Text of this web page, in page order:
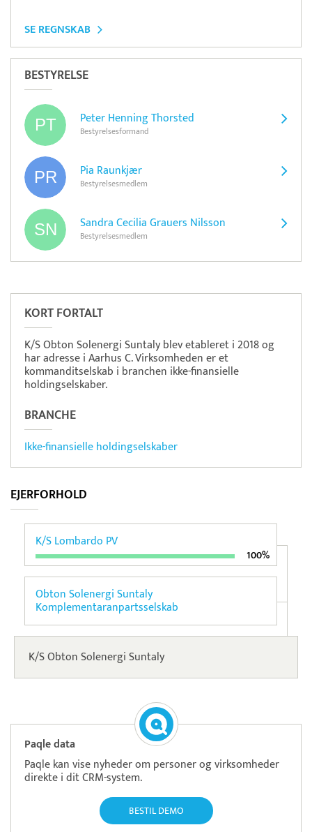
SE REGNSKAB
BESTYRELSE
Peter Henning Thorsted
Bestyrelsesformand
Pia Raunkjær
Bestyrelsesmedlem
Sandra Cecilia Grauers Nilsson
Bestyrelsesmedlem
KORT FORTALT
K/S Obton Solenergi Suntaly blev etableret i 2018 og
har adresse i Aarhus C. Virksomheden er et
kommanditselskab i branchen ikke-finansielle
holdingselskaber.
BRANCHE
Ikke-finansielle holdingselskaber
EJERFORHOLD
K/S Lombardo PV
100%
Obton Solenergi Suntaly
Komplementaranpartsselskab
K/S Obton Solenergi Suntaly
Paqle data
Paqle kan vise nyheder om personer og virksomheder
direkte i dit CRM-system.
BESTIL DEMO